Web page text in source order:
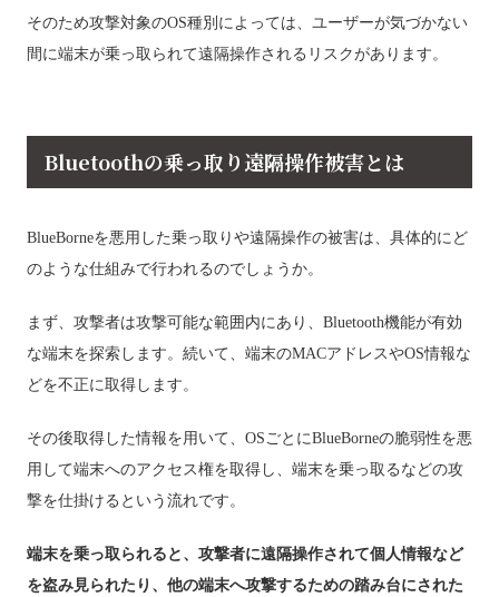
そのため攻撃対象のOS種別によっては、ユーザーが気づかない
間に端末が乗っ取られて遠隔操作されるリスクがあります。
Bluetoothの乗っ取り遠隔操作被害とは
BlueBorneを悪用した乗っ取りや遠隔操作の被害は、具体的にど
のような仕組みで行われるのでしょうか。
まず、攻撃者は攻撃可能な範囲内にあり、Bluetooth機能が有効
な端末を探索します。続いて、端末のMACアドレスやOS情報な
どを不正に取得します。
その後取得した情報を用いて、OSごとにBlueBorneの脆弱性を悪
用して端末へのアクセス権を取得し、端末を乗っ取るなどの攻
撃を仕掛けるという流れです。
端末を乗っ取られると、攻撃者に遠隔操作されて個人情報など
を盗み見られたり、他の端末へ攻撃するための踏み台にされた